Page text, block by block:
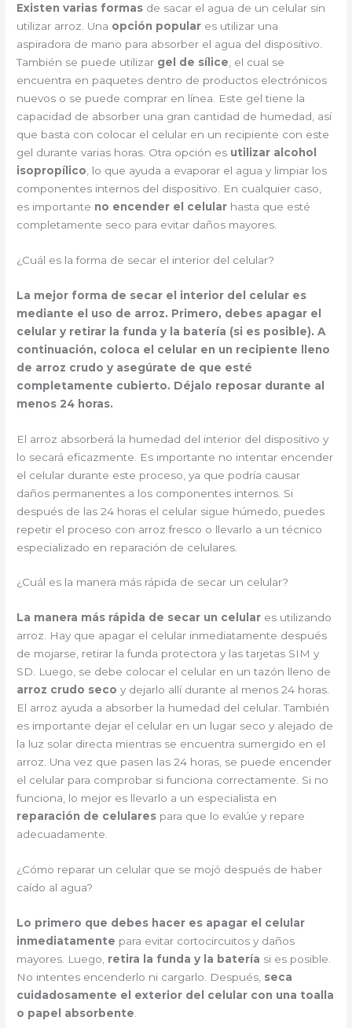
Existen varias formas de sacar el agua de un celular sin
utilizar arroz. Una opción popular es utilizar una
aspiradora de mano para absorber el agua del dispositivo.
También se puede utilizar gel de sílice , el cual se
encuentra en paquetes dentro de productos electrónicos
nuevos o se puede comprar en línea. Este gel tiene la
capacidad de absorber una gran cantidad de humedad, así
que basta con colocar el celular en un recipiente con este
gel durante varias horas. Otra opción es utilizar alcohol
isopropílico , lo que ayuda a evaporar el agua y limpiar los
componentes internos del dispositivo. En cualquier caso,
es importante no encender el celular hasta que esté
completamente seco para evitar daños mayores.
¿Cuál es la forma de secar el interior del celular?
La mejor forma de secar el interior del celular es
mediante el uso de arroz. Primero, debes apagar el
celular y retirar la funda y la batería (si es posible). A
continuación, coloca el celular en un recipiente lleno
de arroz crudo y asegúrate de que esté
completamente cubierto. Déjalo reposar durante al
menos 24 horas.
El arroz absorberá la humedad del interior del dispositivo y
lo secará eficazmente. Es importante no intentar encender
el celular durante este proceso, ya que podría causar
daños permanentes a los componentes internos. Si
después de las 24 horas el celular sigue húmedo, puedes
repetir el proceso con arroz fresco o llevarlo a un técnico
especializado en reparación de celulares.
¿Cuál es la manera más rápida de secar un celular?
La manera más rápida de secar un celular es utilizando
arroz. Hay que apagar el celular inmediatamente después
de mojarse, retirar la funda protectora y las tarjetas SIM y
SD. Luego, se debe colocar el celular en un tazón lleno de
arroz crudo seco y dejarlo allí durante al menos 24 horas.
El arroz ayuda a absorber la humedad del celular. También
es importante dejar el celular en un lugar seco y alejado de
la luz solar directa mientras se encuentra sumergido en el
arroz. Una vez que pasen las 24 horas, se puede encender
el celular para comprobar si funciona correctamente. Si no
funciona, lo mejor es llevarlo a un especialista en
reparación de celulares para que lo evalúe y repare
adecuadamente.
¿Cómo reparar un celular que se mojó después de haber
caído al agua?
Lo primero que debes hacer es apagar el celular
inmediatamente para evitar cortocircuitos y daños
mayores. Luego, retira la funda y la batería si es posible.
No intentes encenderlo ni cargarlo. Después, seca
cuidadosamente el exterior del celular con una toalla
o papel absorbente